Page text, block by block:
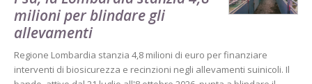
milioni per blindare gli
allevamenti
Regione Lombardia stanzia 4,8 milioni di euro per finanziare
interventi di biosicurezza e recinzioni negli allevamenti suinicoli. Il